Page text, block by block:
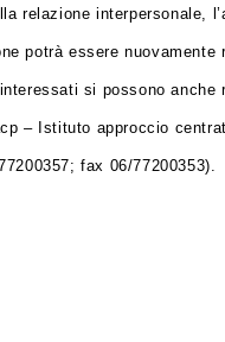
relazione interpersonale,
potrà essere nuovamente
si possono anche
– Istituto approccio
fax 06/77200353).